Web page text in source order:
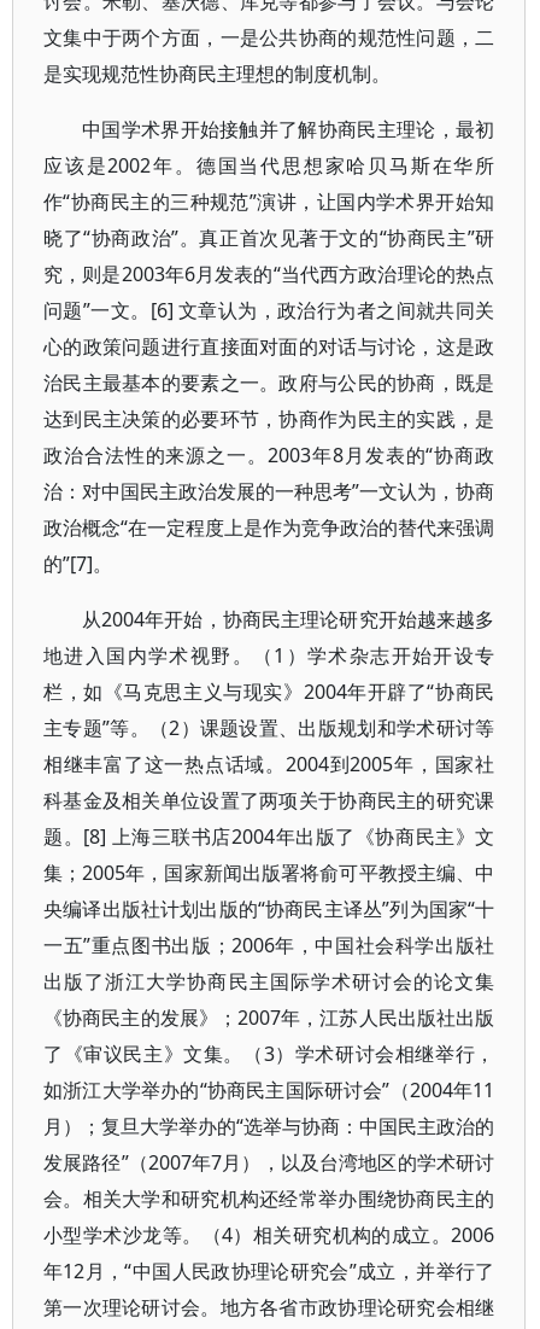
文集中于两个方面，一是公共协商的规范性问题，二
是实现规范性协商民主理想的制度机制。
中国学术界开始接触并了解协商民主理论，最初
应该是2002年。德国当代思想家哈贝马斯在华所
作“协商民主的三种规范”演讲，让国内学术界开始知
晓了“协商政治”。真正首次见著于文的“协商民主”研
究，则是2003年6月发表的“当代西方政治理论的热点
问题”一文。[6] 文章认为，政治行为者之间就共同关
心的政策问题进行直接面对面的对话与讨论，这是政
治民主最基本的要素之一。政府与公民的协商，既是
达到民主决策的必要环节，协商作为民主的实践，是
政治合法性的来源之一。2003年8月发表的“协商政
治：对中国民主政治发展的一种思考”一文认为，协商
政治概念“在一定程度上是作为竞争政治的替代来强调
的”[7]。
从2004年开始，协商民主理论研究开始越来越多
地进入国内学术视野。（1）学术杂志开始开设专
栏，如《马克思主义与现实》2004年开辟了“协商民
主专题”等。（2）课题设置、出版规划和学术研讨等
相继丰富了这一热点话域。2004到2005年，国家社
科基金及相关单位设置了两项关于协商民主的研究课
题。[8] 上海三联书店2004年出版了《协商民主》文
集；2005年，国家新闻出版署将俞可平教授主编、中
央编译出版社计划出版的“协商民主译丛”列为国家“十
一五”重点图书出版；2006年，中国社会科学出版社
出版了浙江大学协商民主国际学术研讨会的论文集
《协商民主的发展》；2007年，江苏人民出版社出版
了《审议民主》文集。（3）学术研讨会相继举行，
如浙江大学举办的“协商民主国际研讨会”（2004年11
月）；复旦大学举办的“选举与协商：中国民主政治的
发展路径”（2007年7月），以及台湾地区的学术研讨
会。相关大学和研究机构还经常举办围绕协商民主的
小型学术沙龙等。（4）相关研究机构的成立。2006
年12月，“中国人民政协理论研究会”成立，并举行了
第一次理论研讨会。地方各省市政协理论研究会相继